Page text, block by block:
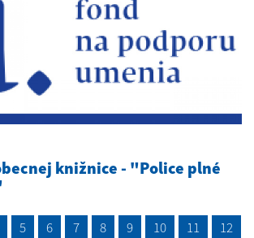
knižnice - "Police plné
5 6 7 8 9 10 11
12